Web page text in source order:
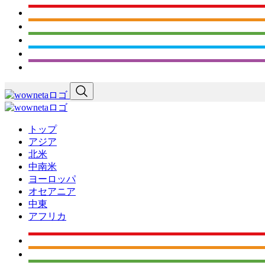
トップ
アジア
北米
中南米
ヨーロッパ
オセアニア
中東
アフリカ